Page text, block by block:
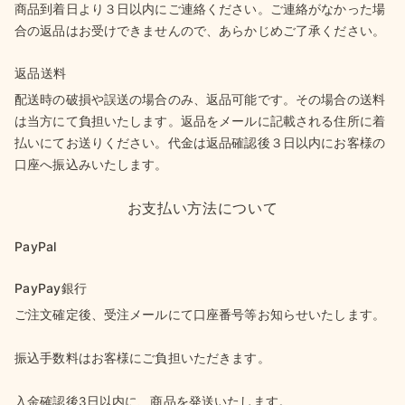
商品到着日より３日以内にご連絡ください。ご連絡がなかった場
合の返品はお受けできませんので、あらかじめご了承ください。
返品送料
配送時の破損や誤送の場合のみ、返品可能です。その場合の送料
は当方にて負担いたします。返品をメールに記載される住所に着
払いにてお送りください。代金は返品確認後３日以内にお客様の
口座へ振込みいたします。
お支払い方法について
PayPal
PayPay銀行
ご注文確定後、受注メールにて口座番号等お知らせいたします。
振込手数料はお客様にご負担いただきます。
入金確認後3日以内に、商品を発送いたします。